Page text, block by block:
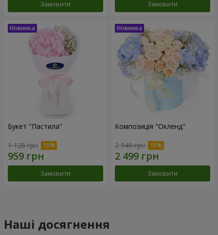
Замовити Замовити
Букет "Пастила"
1 128 грн
Замовити
Композиція "Окленд"
2 940 грн
Замовити
Наші досягнення